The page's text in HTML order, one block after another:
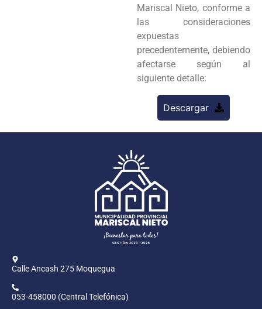
Mariscal Nieto, conforme a
las consideraciones
expuestas
precedentemente, debiendo
afectarse según al
siguiente detalle:
Descargar
Calle Ancash 275 Moquegua
053-458000 (Central Telefónica)